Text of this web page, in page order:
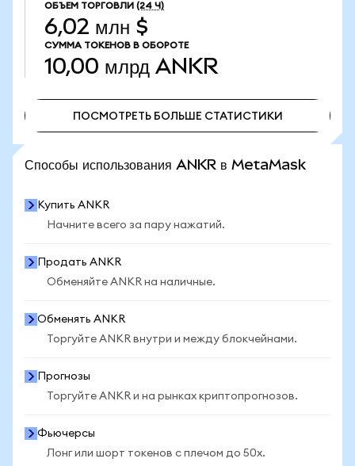
ОБЪЕМ ТОРГОВЛИ (24 Ч)
6,02 млн $
СУММА ТОКЕНОВ В ОБОРОТЕ
10,00 млрд ANKR
ПОСМОТРЕТЬ БОЛЬШЕ СТАТИСТИКИ
Способы использования ANKR в MetaMask
Купить ANKR
Начните всего за пару нажатий.
Продать ANKR
Обменяйте ANKR на наличные.
Обменять ANKR
Торгуйте ANKR внутри и между блокчейнами.
Прогнозы
Торгуйте ANKR и на рынках криптопрогнозов.
Фьючерсы
Лонг или шорт токенов с плечом до 50x.